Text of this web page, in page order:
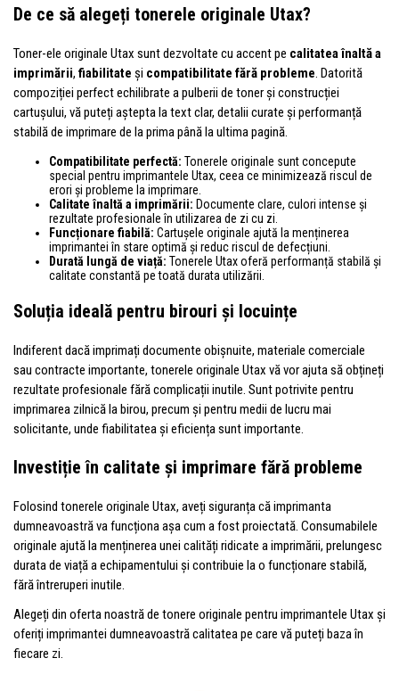
De ce să alegeți tonerele originale Utax?
Toner-ele originale Utax sunt dezvoltate cu accent pe calitatea înaltă a
imprimării, fiabilitate și compatibilitate fără probleme. Datorită
compoziției perfect echilibrate a pulberii de toner și construcției
cartușului, vă puteți aștepta la text clar, detalii curate și performanță
stabilă de imprimare de la prima până la ultima pagină.
Compatibilitate perfectă: Tonerele originale sunt concepute
special pentru imprimantele Utax, ceea ce minimizează riscul de
erori și probleme la imprimare.
Calitate înaltă a imprimării: Documente clare, culori intense și
rezultate profesionale în utilizarea de zi cu zi.
Funcționare fiabilă: Cartușele originale ajută la menținerea
imprimantei în stare optimă și reduc riscul de defecțiuni.
Durată lungă de viață: Tonerele Utax oferă performanță stabilă și
calitate constantă pe toată durata utilizării.
Soluția ideală pentru birouri și locuințe
Indiferent dacă imprimați documente obișnuite, materiale comerciale
sau contracte importante, tonerele originale Utax vă vor ajuta să obțineți
rezultate profesionale fără complicații inutile. Sunt potrivite pentru
imprimarea zilnică la birou, precum și pentru medii de lucru mai
solicitante, unde fiabilitatea și eficiența sunt importante.
Investiție în calitate și imprimare fără probleme
Folosind tonerele originale Utax, aveți siguranța că imprimanta
dumneavoastră va funcționa așa cum a fost proiectată. Consumabilele
originale ajută la menținerea unei calități ridicate a imprimării, prelungesc
durata de viață a echipamentului și contribuie la o funcționare stabilă,
fără întreruperi inutile.
Alegeți din oferta noastră de tonere originale pentru imprimantele Utax și
oferiți imprimantei dumneavoastră calitatea pe care vă puteți baza în
fiecare zi.